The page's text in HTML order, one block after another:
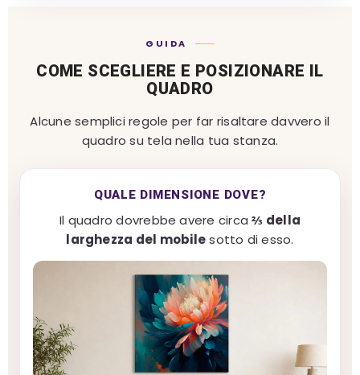
GUIDA
COME SCEGLIERE E POSIZIONARE IL
QUADRO
Alcune semplici regole per far risaltare davvero il
quadro su tela nella tua stanza.
QUALE DIMENSIONE DOVE?
Il quadro dovrebbe avere circa⅔ della
larghezza del mobilesotto di esso.